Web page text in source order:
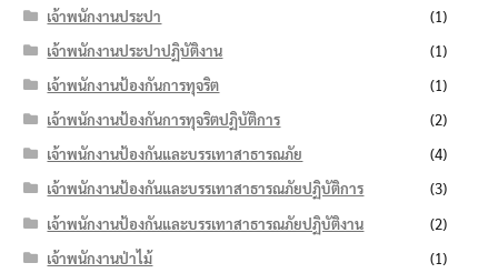
เจ้าพนักงานประปา
(1)
เจ้าพนักงานประปาปฏิบัติงาน
(1)
เจ้าพนักงานป้องกันการทุจริต
(1)
เจ้าพนักงานป้องกันการทุจริตปฏิบัติการ
(2)
เจ้าพนักงานป้องกันและบรรเทาสาธารณภัย
(4)
เจ้าพนักงานป้องกันและบรรเทาสาธารณภัยปฏิบัติการ
(3)
เจ้าพนักงานป้องกันและบรรเทาสาธารณภัยปฏิบัติงาน
(2)
เจ้าพนักงานป่าไม้
(1)